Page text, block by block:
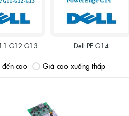
G12-G13 Dell PE G14
cao Giá cao xuống thấp